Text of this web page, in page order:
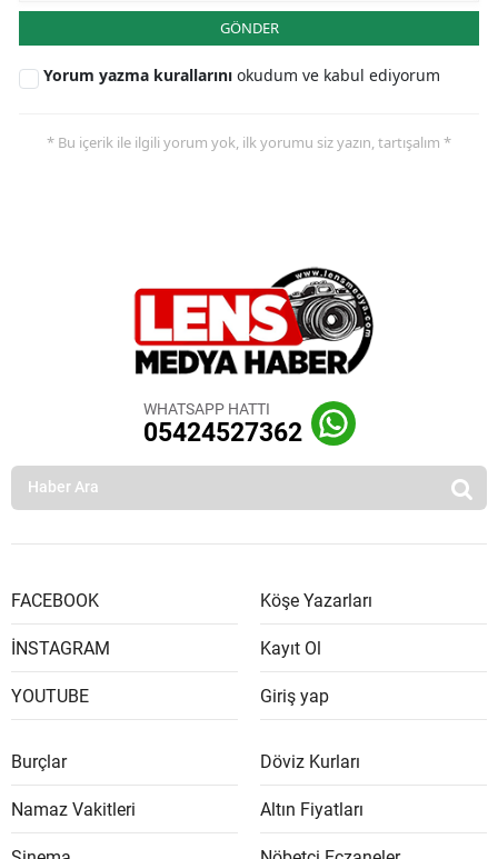
GÖNDER
Yorum yazma kurallarını okudum ve kabul ediyorum
* Bu içerik ile ilgili yorum yok, ilk yorumu siz yazın, tartışalım *
WHATSAPP HATTI
05424527362
FACEBOOK
İNSTAGRAM
YOUTUBE
Köşe Yazarları
Kayıt Ol
Giriş yap
Burçlar
Namaz Vakitleri
Döviz Kurları
Altın Fiyatları